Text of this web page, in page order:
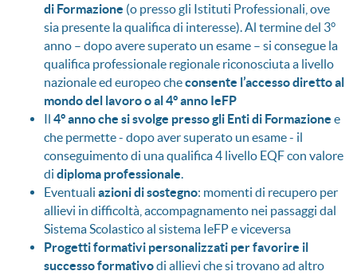
di Formazione (o presso gli Istituti Professionali, ove
sia presente la qualifica di interesse). Al termine del 3°
anno – dopo avere superato un esame – si consegue la
qualifica professionale regionale riconosciuta a livello
nazionale ed europeo checonsente l’accesso diretto al
mondo del lavoro o al 4° anno IeFP
Il 4° anno che si svolge presso gli Enti di Formazione e
che permette - dopo aver superato un esame - il
conseguimento di una qualifica 4 livello EQF con valore
di diploma professionale.
Eventuali azioni di sostegno: momenti di recupero per
allievi in difficoltà, accompagnamento nei passaggi dal
Sistema Scolastico al sistema IeFP e viceversa
Progetti formativi personalizzati per favorire il
successo formativodi allievi che si trovano ad altro